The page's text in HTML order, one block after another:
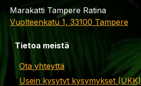
Marakatti Tampere Ratina
Vuolteenkatu 1, 33100 Tampere
Tietoa meistä
Ota yhteyttä
Usein kysytyt kysymykset (UKK)